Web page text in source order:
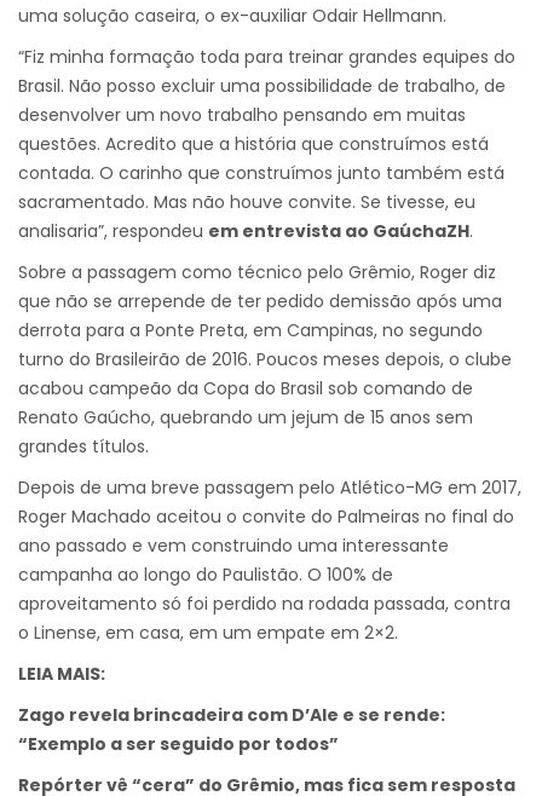
uma solução caseira, o ex-auxiliar Odair Hellmann.
“Fiz minha formação toda para treinar grandes equipes do
Brasil. Não posso excluir uma possibilidade de trabalho, de
desenvolver um novo trabalho pensando em muitas
questões. Acredito que a história que construímos está
contada. O carinho que construímos junto também está
sacramentado. Mas não houve convite. Se tivesse, eu
analisaria”, respondeu em entrevista ao GaúchaZH.
Sobre a passagem como técnico pelo Grêmio, Roger diz
que não se arrepende de ter pedido demissão após uma
derrota para a Ponte Preta, em Campinas, no segundo
turno do Brasileirão de 2016. Poucos meses depois, o clube
acabou campeão da Copa do Brasil sob comando de
Renato Gaúcho, quebrando um jejum de 15 anos sem
grandes títulos.
Depois de uma breve passagem pelo Atlético-MG em 2017,
Roger Machado aceitou o convite do Palmeiras no final do
ano passado e vem construindo uma interessante
campanha ao longo do Paulistão. O 100% de
aproveitamento só foi perdido na rodada passada, contra
o Linense, em casa, em um empate em 2×2.
LEIA MAIS:
Zago revela brincadeira com D’Ale e se rende:
“Exemplo a ser seguido por todos”
Repórter vê “cera” do Grêmio, mas fica sem resposta